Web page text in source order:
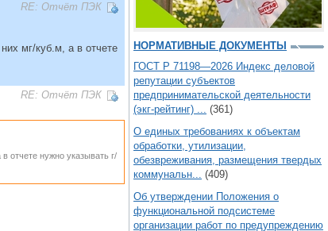
RE: Отчёт ПЭК
мг/куб.м, а в отчете
RE: Отчёт ПЭК
отчете нужно указывать г/
НОРМАТИВНЫЕ ДОКУМЕНТЫ
ГОСТ Р 71198—2026 Индекс деловой
репутации субъектов
предпринимательской деятельности
(экг-рейтинг) ... (361)
О единых требованиях к объектам
обработки, утилизации,
обезвреживания, размещения твердых
коммунальн... (409)
Об утверждении Положения о
функциональной подсистеме
организации работ по предупреждению